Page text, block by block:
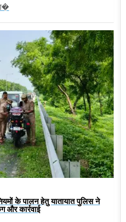
के पालन हेतु यातायात पुलिस ने
और कार्रवाई